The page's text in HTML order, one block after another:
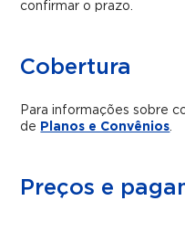
confirmar o prazo.
Cobertura
Para informações sobre
de Planos e Convênios
Preços e